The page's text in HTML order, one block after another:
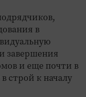
в
завершения
и еще почти в
строй к началу